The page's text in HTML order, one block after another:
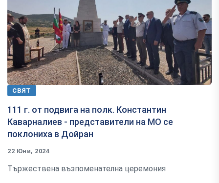
СВЯТ
111 г. от подвига на полк. Константин
Каварналиев - представители на МО се
поклониха в Дойран
22 Юни, 2024
Тържествена възпоменателна церемония